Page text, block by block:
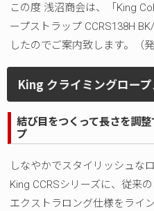
この度 浅沼商会は、「King
ープストラップ CCRS138H
したのでご案内致します。（
King クライミングロー
結び目をつくって長さを調
プ
しなやかでスタイリッシュな
King CCRSシリーズに、従来
エクストラロング仕様をライ